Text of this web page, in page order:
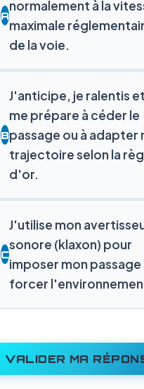
A
normalement à la
maximale
de la voie.
B
J'anticipe, je ralentis
me prépare à céder le
passage ou à adapter
trajectoire selon la
d'or.
C
J'utilise mon
sonore (klaxon) pour
imposer mon passage
forcer
VALIDER MA